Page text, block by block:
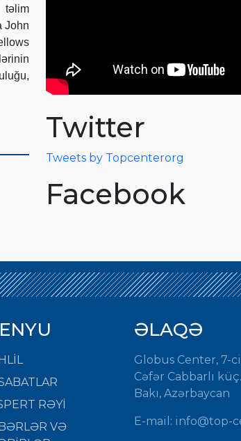
John
Twitter
Tweets by Topcenterorg
Facebook
RƏYİ
VƏ
ƏLAQƏ
Globus Center, 7-
Cəfər Cabbarlı
Bakı, Azərbaycan
E-mail: info@top-